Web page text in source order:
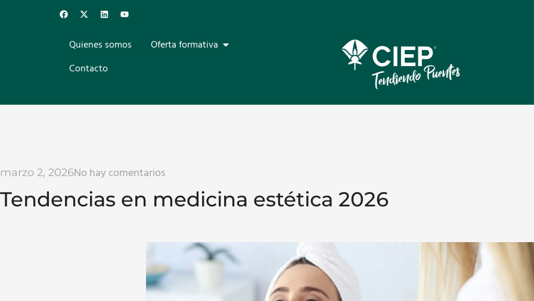
Quienes somos
Oferta formativa
Contacto
marzo 2, 2026No hay comentarios
Tendencias en medicina estética 2026